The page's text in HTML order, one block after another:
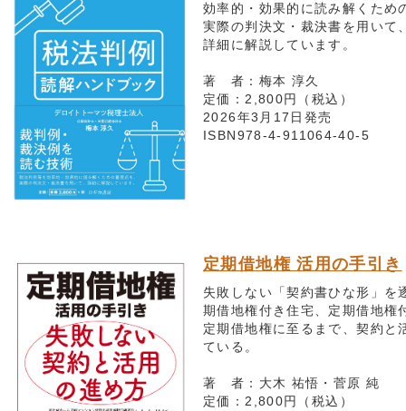
効率的・効果的に読み解くため
実際の判決文・裁決書を用いて
詳細に解説しています。
著 者：梅本 淳久
定価：2,800円（税込）
2026年3月17日発売
ISBN978-4-911064-40-5
定期借地権 活用の手引き
失敗しない「契約書ひな形」
期借地権付き住宅、定期借地権
定期借地権に至るまで、契約と
ている。
著 者：大木 祐悟・菅原 純
定価：2,800円（税込）